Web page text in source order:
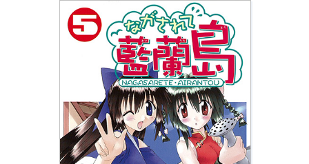
会社情報 採用情報
スクウェア・エニックス サイト内検索